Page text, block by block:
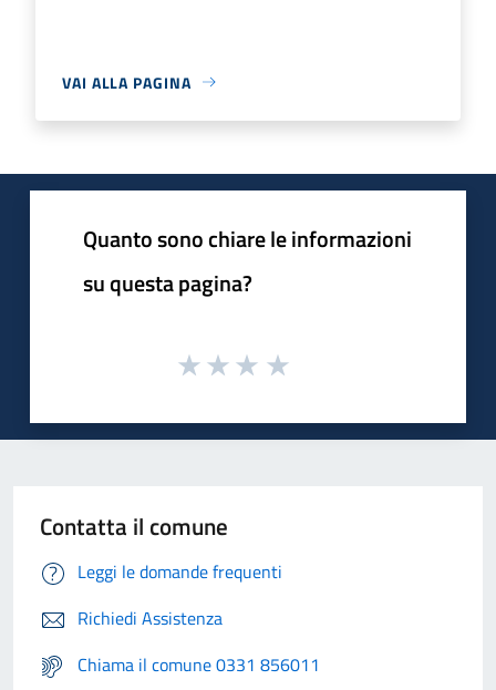
VAI ALLA PAGINA
Quanto sono chiare le informazioni
su questa pagina?
Contatta il comune
Leggi le domande frequenti
Richiedi Assistenza
Chiama il comune 0331 856011